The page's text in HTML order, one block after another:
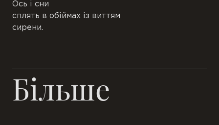
Чернетки
Ілюстрації
Книги
Ось і сни
сплять в обіймах із виттям
сирени.
Більше